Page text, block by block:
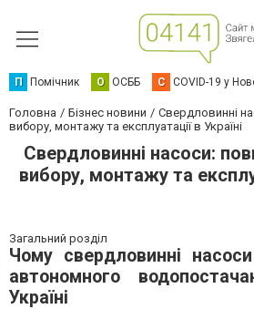
П Помічник О ОСББ C COVID-19 у
Головна Бізнес новини
Свердловинні
вибору, монтажу та експлуатації в Україні
Свердловинні насоси:
вибору, монтажу та
Загальний розділ
Чому свердловинні
автономного
Україні